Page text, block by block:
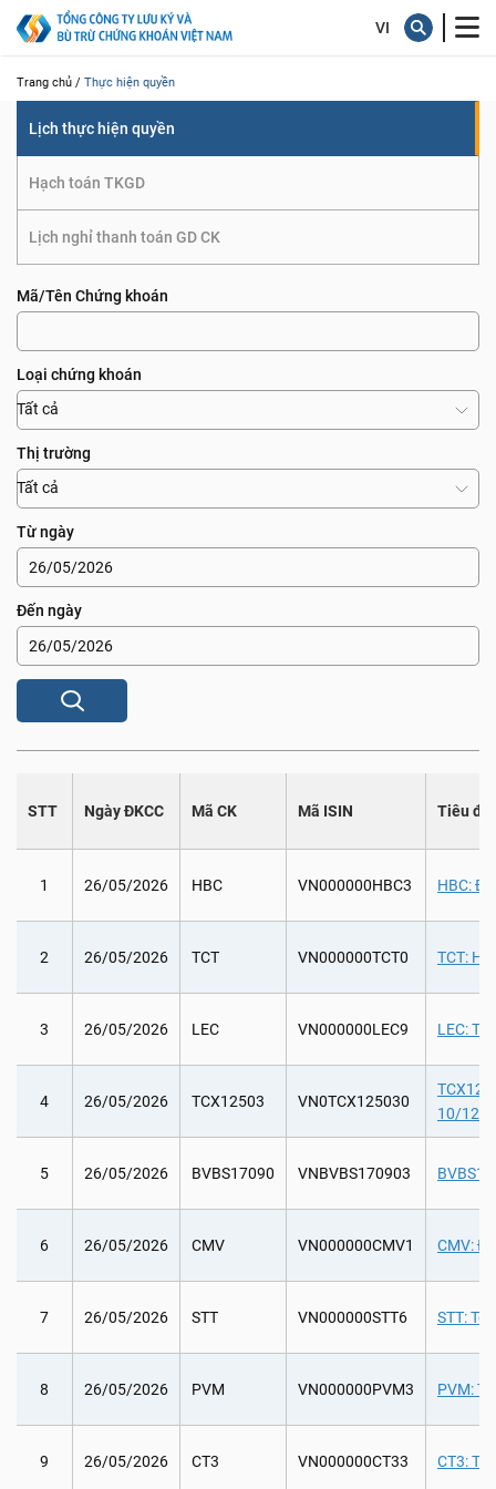
Trang chủ / Thực hiện quyền
Lịch thực hiện quyền
Hạch toán TKGD
Lịch nghỉ thanh toán GD CK
Mã/Tên Chứng khoán
Loại chứng khoán
Tất cả
Thị trường
Tất cả
Từ ngày
Đến ngày
STT Ngày ĐKCC Mã CK Mã ISIN Tiêu đề
1 26/05/2026 HBC VN000000HBC3 HBC:
2 26/05/2026 TCT VN000000TCT0 TCT:
3 26/05/2026 LEC VN000000LEC9 LEC:
4 26/05/2026 TCX12503 VN0TCX125030
10/12/
5 26/05/2026 BVBS17090 VNBVBS170903
6 26/05/2026 CMV VN000000CMV1 CMV:
7 26/05/2026 STT VN000000STT6 STT:
8 26/05/2026 PVM VN000000PVM3 PVM:
9 26/05/2026 CT3 VN000000CT33 CT3: